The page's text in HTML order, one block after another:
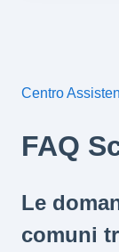
Centro
FAQ
Le
comuni